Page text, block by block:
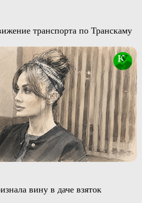
транспорта по Транскаму
вину в даче взяток